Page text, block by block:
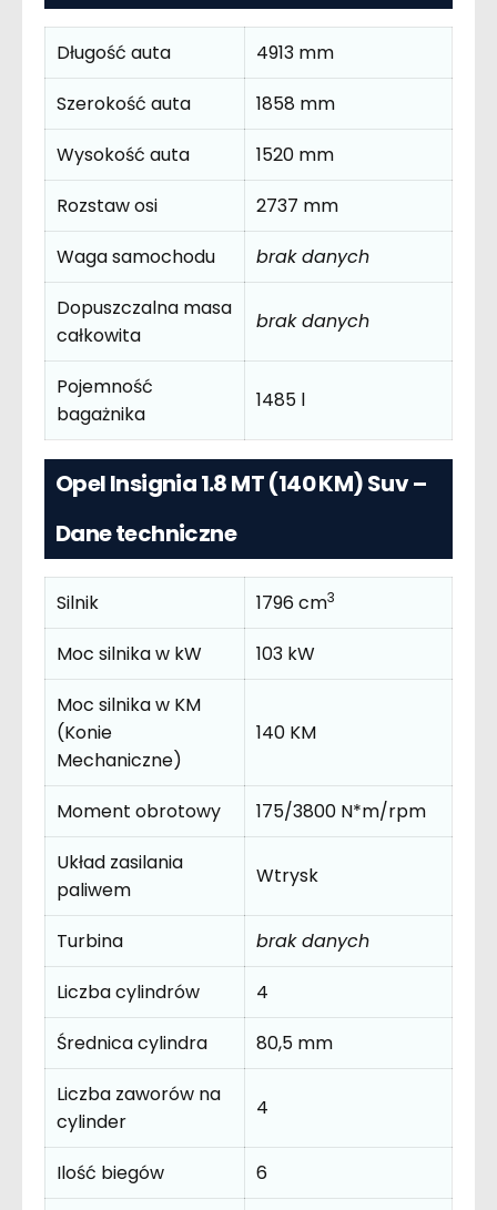
Długość auta
4913 mm
Szerokość auta
1858 mm
Wysokość auta
1520 mm
Rozstaw osi
2737 mm
Waga samochodu
brak danych
Dopuszczalna masa
całkowita
brak danych
Pojemność
bagażnika
1485 l
Opel Insignia 1.8 MT (140 KM) Suv –
Dane techniczne
Silnik 1796 cm3
Moc silnika w kW
103 kW
Moc silnika w KM
(Konie
Mechaniczne)
140 KM
Moment obrotowy
175/3800 N*m/rpm
Układ zasilania
paliwem
Wtrysk
Turbina
brak danych
Liczba cylindrów
4
Średnica cylindra
80,5 mm
Liczba zaworów na
cylinder
4
Ilość biegów
6